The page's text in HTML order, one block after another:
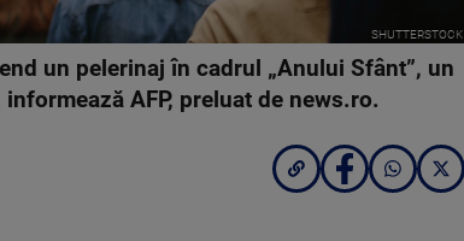
SHUTTERSTOCK
un pelerinaj în cadrul „Anului Sfânt”, un
AFP, preluat de news.ro.